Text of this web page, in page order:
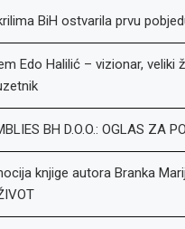
BiH ostvarila prvu
Edo Halilić – vizionar, veliki
BH D.O.O.: OGLAS ZA
knjige autora Branka